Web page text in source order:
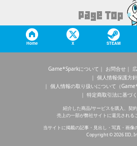
Home X STEAM
Game*Sparkについて お問合せ
個人情報保護方針
個人情報の取り扱いについて（
特定商取引法に基づ
紹介した商品/サービスを購入、契約
売上の一部が弊社サイトに還元される
当サイトに掲載の記事・見出し・写真・画像
Copyright © 2026 IID,